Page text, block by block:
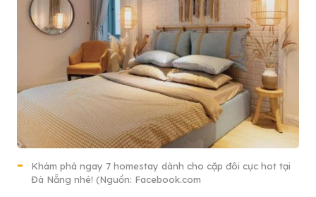
Khám phá ngay 7 homestay dành cho cặp đôi cực hot tại
Đà Nẵng nhé! (Nguồn: Facebook.com